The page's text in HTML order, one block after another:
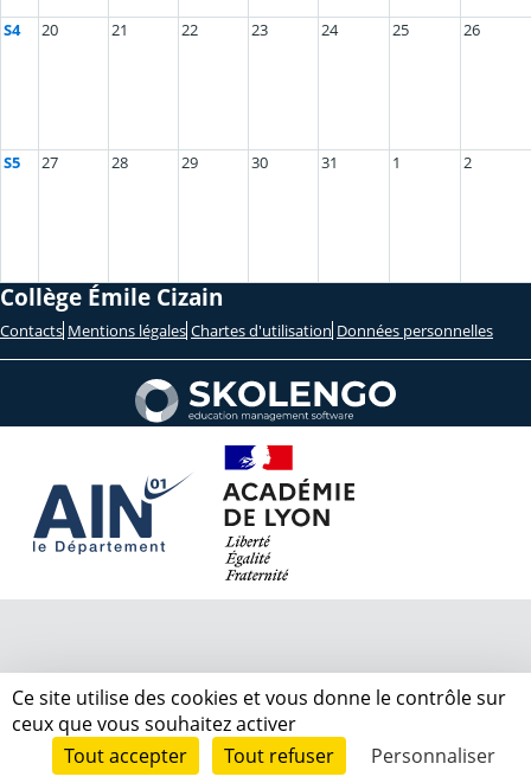
S4 20 21 22 23 24 25 26
S5 27 28 29 30 31 1 2
Collège Émile Cizain
Contacts Mentions légales Chartes d'utilisation Données personnelles
Ce site utilise des cookies et vous donne le contrôle sur
ceux que vous souhaitez activer
Tout accepter
Tout refuser Personnaliser